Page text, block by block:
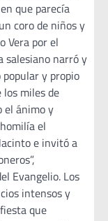
que parecía
coro de niños y
Vera por el
salesiano narró y
y propio
miles de
el ánimo y
el
e invitó a
Evangelio. Los
intensos y
que